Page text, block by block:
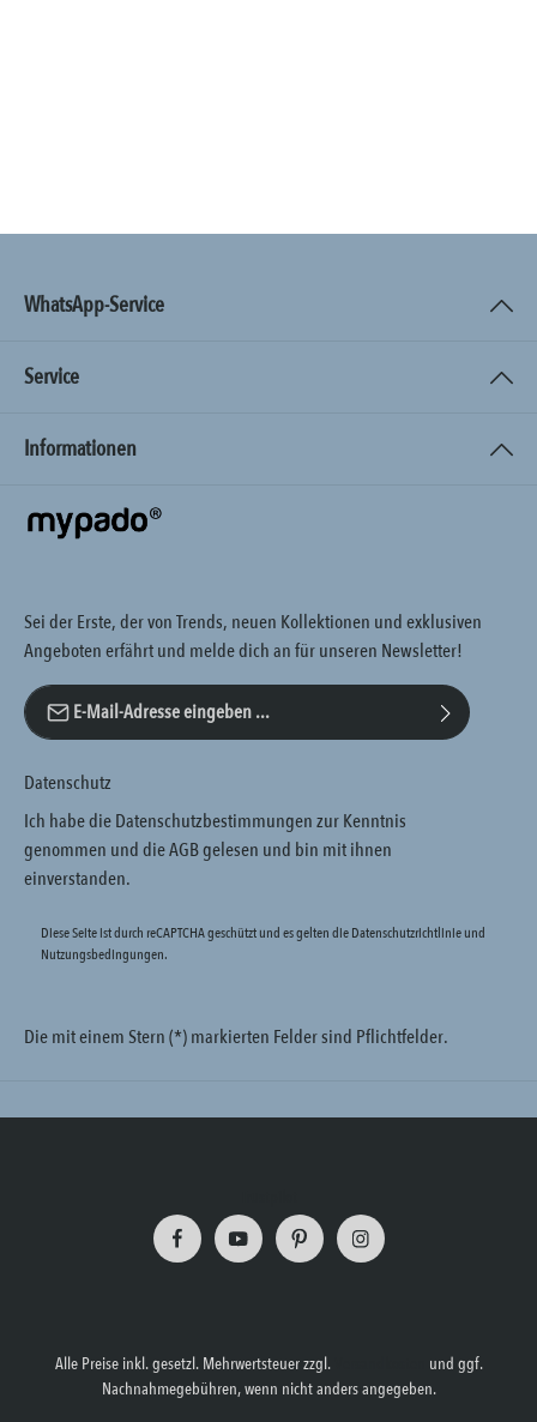
WhatsApp-Service
Service
Informationen
Sei der Erste, der von Trends, neuen Kollektionen und exklusiven
Angeboten erfährt und melde dich an für unseren Newsletter!
E-Mail-Adresse*
Datenschutz
Ich habe dieDatenschutzbestimmungenzur Kenntnis
genommen und dieAGBgelesen und bin mit ihnen
einverstanden.
Diese Seite ist durch reCAPTCHA geschützt und es gelten dieDatenschutzrichtlinieund
Nutzungsbedingungen.
Die mit einem Stern (*) markierten Felder sind Pflichtfelder.
Alle Preise inkl. gesetzl. Mehrwertsteuer zzgl.
und ggf.
Nachnahmegebühren, wenn nicht anders angegeben.